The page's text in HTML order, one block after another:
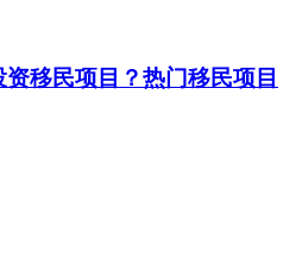
移民项目？热门移民项目